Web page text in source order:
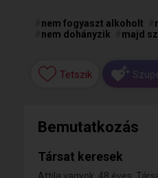
nem fogyaszt alkoholt
nem dohányzik majd
Tetszik
Bemutatkozás
Társat keresek